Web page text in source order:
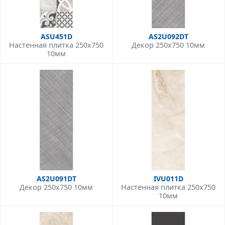
ASU451D
Настенная плитка 250x750
10мм
AS2U092DT
Декор 250x750 10мм
AS2U091DT
Декор 250x750 10мм
IVU011D
Настенная плитка 250x750
10мм